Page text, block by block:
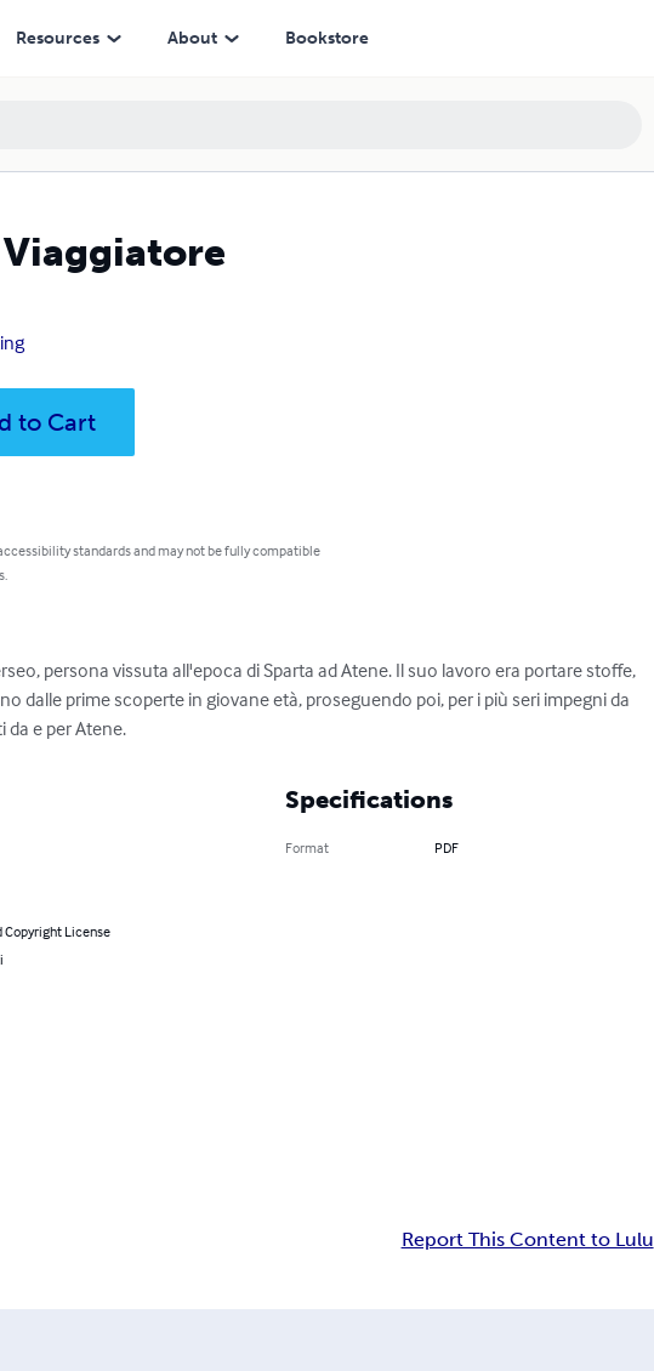
Resources About Bookstore
to Cart
standards and may not be fully compatible
persona vissuta all'epoca di Sparta ad Atene. Il suo lavoro era portare stoffe,
dalle prime scoperte in giovane età, proseguendo poi, per i più seri impegni da
e per Atene.
Copyright License
Specifications
Format PDF
Report This Content to Lulu